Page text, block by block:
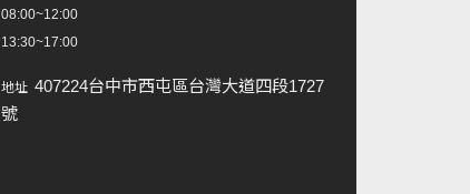
08:00~12:00
13:30~17:00
地址407224台中市西屯區台灣大道四段1727
號